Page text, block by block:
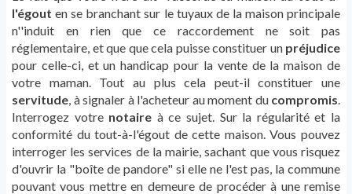
l'égout en se branchant sur le tuyaux de la maison principale
n''induit en rien que ce raccordement ne soit pas
réglementaire, et que que cela puisse constituer un préjudice
pour celle-ci, et un handicap pour la vente de la maison de
votre maman. Tout au plus cela peut-il constituer une
servitude , à signaler à l'acheteur au moment du compromis
Interrogez votrenotaire à ce sujet. Sur la régularité et la
conformité du tout-à-l'égout de cette maison. Vous pouvez
interroger les services de la mairie, sachant que vous risquez
d'ouvrir la "boîte de pandore" si elle ne l'est pas, la commune
pouvant vous mettre en demeure de procéder à une remise